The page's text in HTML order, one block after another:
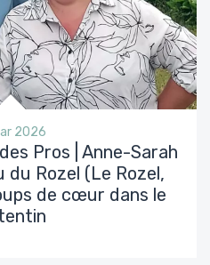
2026
Pros | Anne-Sarah
du Rozel (Le Rozel,
de cœur dans le